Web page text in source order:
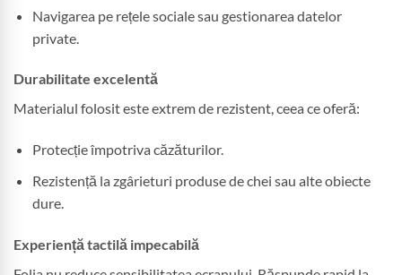
Navigarea pe rețele sociale sau gestionarea datelor
private.
Durabilitate excelentă
Materialul folosit este extrem de rezistent, ceea ce oferă:
Protecție împotriva căzăturilor.
Rezistență la zgârieturi produse de chei sau alte obiecte
dure.
Experiență tactilă impecabilă